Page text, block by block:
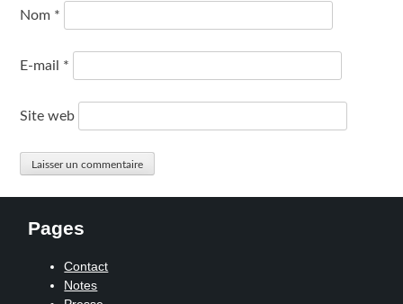
Nom *
E-mail *
Site web
Pages
Contact
Notes